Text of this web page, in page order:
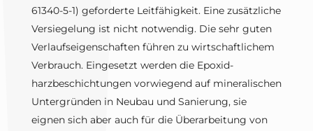
61340-5-1) geforderte Leitfähigkeit. Eine zusätzliche
Versiegelung ist nicht notwendig. Die sehr guten
Verlaufseigenschaften führen zu wirtschaftlichem
Verbrauch. Eingesetzt werden die Epoxid-
harzbeschichtungen vorwiegend auf mineralischen
Untergründen in Neubau und Sanierung, sie
eignen sich aber auch für die Überarbeitung von